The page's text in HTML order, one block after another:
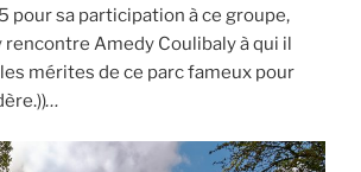
pour sa participation à ce groupe,
rencontre Amedy Coulibaly à qui il
mérites de ce parc fameux pour
…